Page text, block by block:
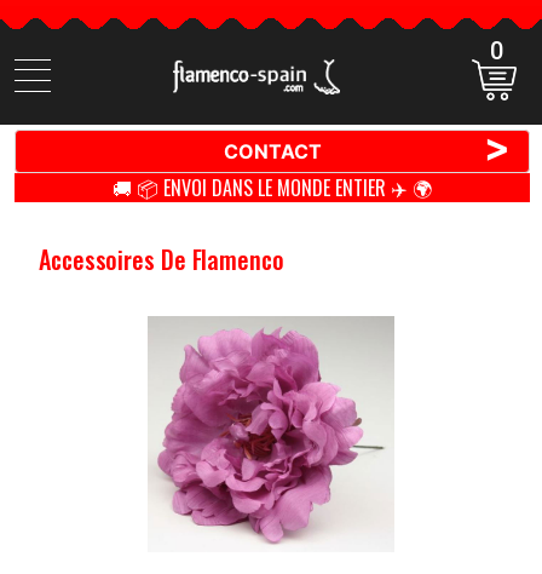
Cherchez
des
0
CONTACT >
🚚 📦 ENVOI DANS LE MONDE ENTIER ✈️ 🌍
Accessoires De Flamenco